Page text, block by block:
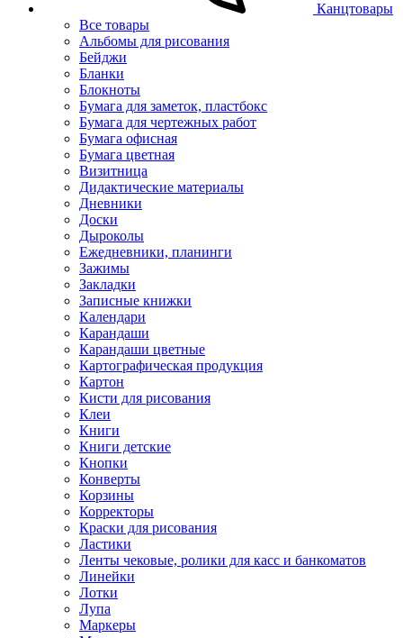
Канцтовары
Все товары
Альбомы для рисования
Бейджи
Бланки
Блокноты
Бумага для заметок, пластбокс
Бумага для чертежных работ
Бумага офисная
Бумага цветная
Визитница
Дидактические материалы
Дневники
Доски
Дыроколы
Ежедневники, планинги
Зажимы
Закладки
Записные книжки
Календари
Карандаши
Карандаши цветные
Картографическая продукция
Картон
Кисти для рисования
Клеи
Книги
Книги детские
Кнопки
Конверты
Корзины
Корректоры
Краски для рисования
Ластики
Ленты чековые, ролики для касс и банкоматов
Линейки
Лотки
Лупа
Маркеры